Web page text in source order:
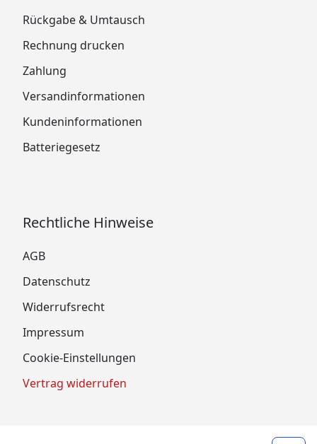
Rückgabe & Umtausch
Rechnung drucken
Zahlung
Versandinformationen
Kundeninformationen
Batteriegesetz
Rechtliche Hinweise
AGB
Datenschutz
Widerrufsrecht
Impressum
Cookie-Einstellungen
Vertrag widerrufen